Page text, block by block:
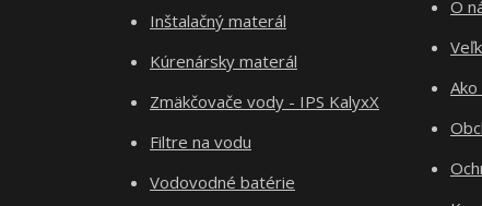
Inštalačný materál
Kúrenársky materál
Zmäkčovače vody - IPS KalyxX
Filtre na vodu
Vodovodné batérie
O